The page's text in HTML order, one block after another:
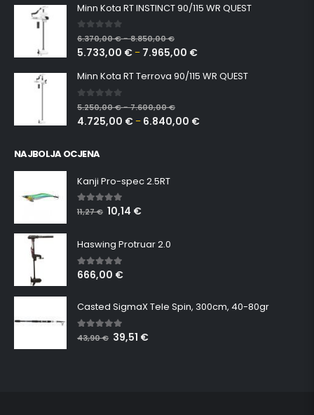
Minn Kota RT INSTINCT 90/115 WR QUEST
0 out of 5
6.370,00€–8.850,00€
5.733,00 € – 7.965,00 €
Minn Kota RT Terrova 90/115 WR QUEST
0 out of 5
5.250,00€–7.600,00€
4.725,00 € – 6.840,00 €
NAJBOLJA OCJENA
Kanji Pro-spec 2.5RT
5.00out of 5
11,27€ 10,14 €
Haswing Protruar 2.0
5.00 out of 5
666,00 €
Casted SigmaX Tele Spin, 300cm, 40-80gr
5.00out of 5
43,90€ 39,51 €